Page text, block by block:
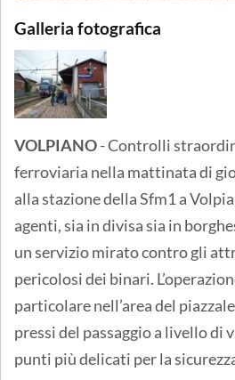
Galleria fotografica
VOLPIANO- Controlli
ferroviaria nella mattinata di
alla stazione della Sfm1 a
agenti, sia in divisa sia in
un servizio mirato contro gli
pericolosi dei binari.
particolare nell’area del
pressi del passaggio a livello di
punti più delicati per la